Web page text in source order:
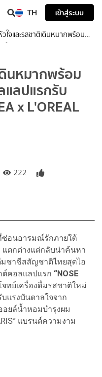
TH เข้าสู่ระบบ
วใจและรสชาติเดินหมากพร้อม
“NOSE TEA x L'OREAL
ดินหมากพร้อม
แลปแรกรับ
x L'OREAL
222
ซ่อนอารมณ์รักภายใต้
แตกต่างแต่กลับน่าค้นหา
มชาชีสสัญชาติไทยสุดไอ
ต์คอลแลปแรก “NOSE
ทย์เครื่องดื่มรสชาติใหม่
บแรงบันดาลใจจาก
ออยล์น้ำหอมบำรุงผม
แบรนด์ความงาม